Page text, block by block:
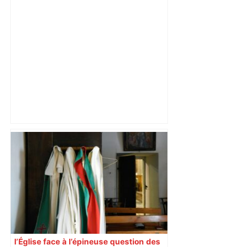
« Si ça ferme, ça va laisser un vide » : à
Toulouse, les étudiants inquiets pour
l'avenir de la librairie Gibert – Actu.fr
l’Église face à l’épineuse question des